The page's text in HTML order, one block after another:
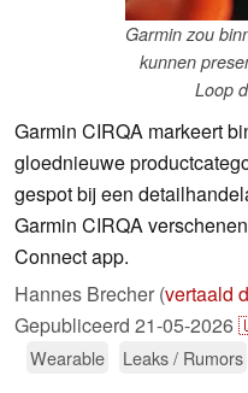
Garmin zou
kunnen
Loop
Garmin CIRQA markeert
gloednieuwe
gespot bij een
Garmin CIRQA
Connect app.
Hannes Brecher (vertaald
Gepubliceerd 21-05-2026
Wearable Leaks / Rumors